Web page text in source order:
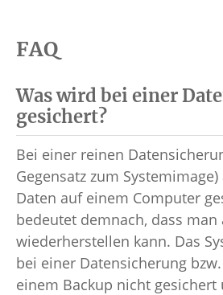
FAQ
Was wird bei einer
gesichert?
Bei einer reinen
Gegensatz zum
Daten auf einem Computer
bedeutet demnach, dass
wiederherstellen kann. Das
bei einer Datensicherung bzw.
einem Backup nicht gesichert